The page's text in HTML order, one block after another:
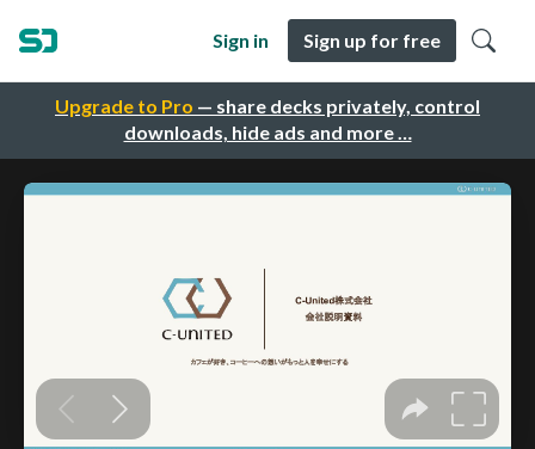
Upgrade to Pro — share decks privately, control
downloads, hide ads and more …
Sign in Sign up for free